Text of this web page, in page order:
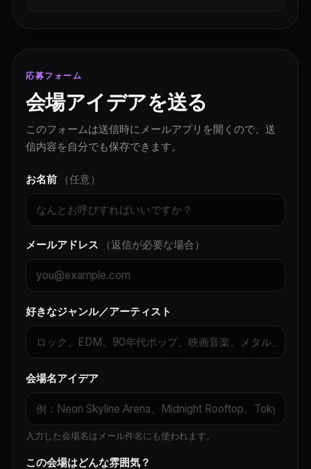
応募フォーム
会場アイデアを送る
このフォームは送信時にメールアプリを開くので、送
信内容を自分でも保存できます。
お名前 （任意）
メールアドレス （返信が必要な場合）
好きなジャンル／アーティスト
会場名アイデア
入力した会場名はメール件名にも使われます。
この会場はどんな雰囲気？